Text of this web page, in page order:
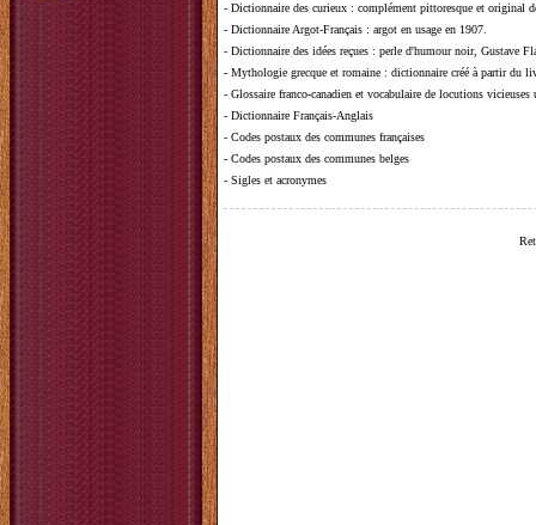
- Dictionnaire des curieux : complément pittoresque et original
- Dictionnaire Argot-Français : argot en usage en 1907.
- Dictionnaire des idées reçues : perle d'humour noir, Gustave
- Mythologie grecque et romaine : dictionnaire créé à partir du
- Glossaire franco-canadien et vocabulaire de locutions vicieuses
- Dictionnaire Français-Anglais
- Codes postaux des communes françaises
- Codes postaux des communes belges
- Sigles et acronymes